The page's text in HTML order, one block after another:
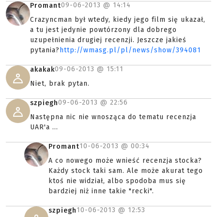
Promant09-06-2013 @ 14:14
Crazyncman był wtedy, kiedy jego film się ukazał,
a tu jest jedynie powtórzony dla dobrego
uzupełnienia drugiej recenzji. Jeszcze jakieś
pytania? http://wmasg.pl/pl/news/show/394081
akakak09-06-2013 @ 15:11
Niet, brak pytan.
szpiegh09-06-2013 @ 22:56
Następna nic nie wnosząca do tematu recenzja
UAR'a ...
Promant10-06-2013 @ 00:34
A co nowego może wnieść recenzja stocka?
Każdy stock taki sam. Ale może akurat tego
ktoś nie widział, albo spodoba mus się
bardziej niż inne takie "recki".
szpiegh10-06-2013 @ 12:53